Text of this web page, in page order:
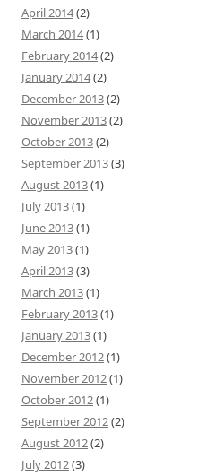
April 2014(2)
March 2014(1)
February 2014(2)
January 2014(2)
December 2013(2)
November 2013(2)
October 2013(2)
September 2013(3)
August 2013(1)
July 2013(1)
June 2013(1)
May 2013(1)
April 2013(3)
March 2013(1)
February 2013(1)
January 2013(1)
December 2012(1)
November 2012(1)
October 2012(1)
September 2012(2)
August 2012(2)
July 2012(3)